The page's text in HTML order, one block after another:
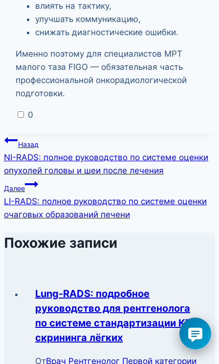
влиять на тактику,
улучшать коммуникацию,
снижать диагностические ошибки.
Именно поэтому для специалистов МРТ
малого таза FIGO — обязательная часть
профессиональной онкорадиологической
подготовки.
0
Навигация
по
записям
Назад
NI-RADS: полное руководство по системе оценки
опухолей головы и шеи после лечения
Далее
LI-RADS: полное руководство по системе оценки
очаговых образований печени
Похожие записи
Lung-RADS: подробное
руководство для рентгенолога
по системе стандартизации КТ-
скрининга лёгких
ОтВрач Рентгенолог Первой категории